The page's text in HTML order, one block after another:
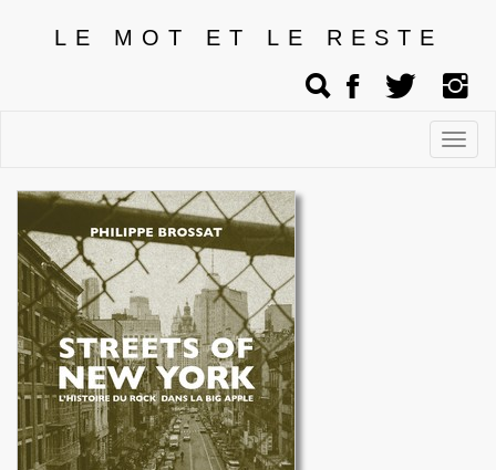
LE MOT ET LE RESTE